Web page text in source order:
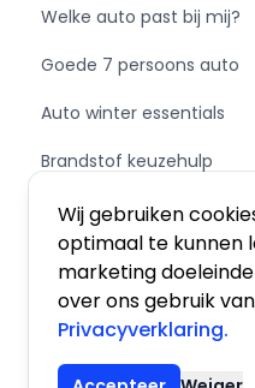
Wij gebruiken
optimaal te kunnen
marketing
over ons gebruik
Privacyverklaring.
Welke auto past bij mij?
Goede 7 persoons auto
Auto winter essentials
Brandstof keuzehulp
Schakel of automaat?